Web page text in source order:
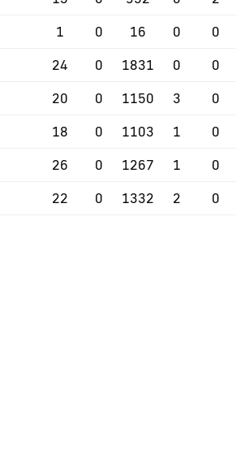
1 0 16 0 0
24 0 1831 0 0
20 0 1150 3 0
18 0 1103 1 0
26 0 1267 1 0
22 0 1332 2 0